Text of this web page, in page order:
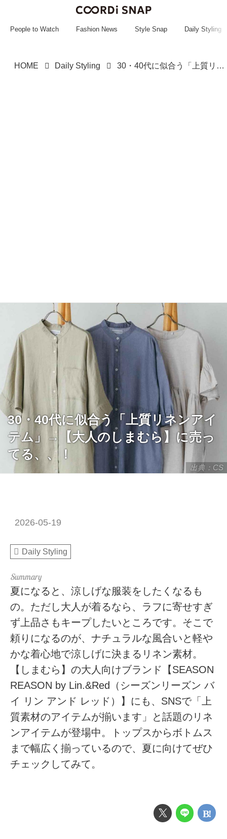
~~~~~~~~~~~
People to Watch Fashion News Style Snap Daily Styling
HOME Daily Styling 30・40代に似合う「上質リネンアイテム」→【大人のしまむら】に売ってる、、！
出典：CS
30・40代に似合う「上質リネンアイ
テム」→【大人のしまむら】に売っ
てる、、！
2026-05-19
Daily Styling
夏になると、涼しげな服装をしたくなるも
の。ただし大人が着るなら、ラフに寄せすぎ
ず上品さもキープしたいところです。そこで
頼りになるのが、ナチュラルな風合いと軽や
かな着心地で涼しげに決まるリネン素材。
【しまむら】の大人向けブランド【SEASON
REASON by Lin.&Red（シーズンリーズン バ
イ リン アンド レッド）】にも、SNSで「上
質素材のアイテムが揃います」と話題のリネ
ンアイテムが登場中。トップスからボトムス
まで幅広く揃っているので、夏に向けてぜひ
チェックしてみて。